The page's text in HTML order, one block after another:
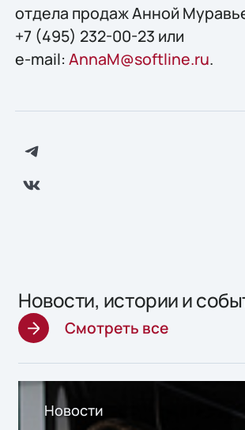
отдела продаж Анной
+7 (495) 232-00-23 или
e-mail: AnnaM@softline.ru.
Новости, истории и
Смотреть все
Новости